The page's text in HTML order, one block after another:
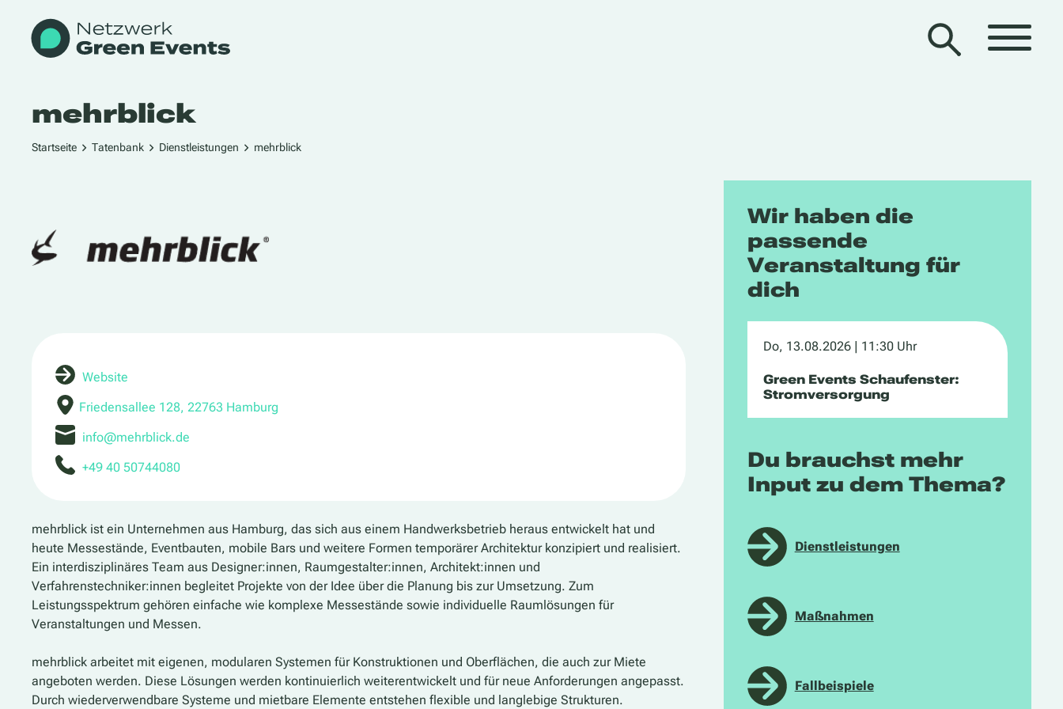
mehrblick
Startseite Tatenbank Dienstleistungen mehrblick
Website
Friedensallee 128, 22763 Hamburg
info@mehrblick.de
+49 40 50744080
mehrblick ist ein Unternehmen aus Hamburg, das sich aus einem Handwerksbetrieb heraus entwickelt hat und
heute Messestände, Eventbauten, mobile Bars und weitere Formen temporärer Architektur konzipiert und realisiert.
Ein interdisziplinäres Team aus Designer:innen, Raumgestalter:innen, Architekt:innen und
Verfahrenstechniker:innen begleitet Projekte von der Idee über die Planung bis zur Umsetzung. Zum
Leistungsspektrum gehören einfache wie komplexe Messestände sowie individuelle Raumlösungen für
Veranstaltungen und Messen.
mehrblick arbeitet mit eigenen, modularen Systemen für Konstruktionen und Oberflächen, die auch zur Miete
angeboten werden. Diese Lösungen werden kontinuierlich weiterentwickelt und für neue Anforderungen angepasst.
Durch wiederverwendbare Systeme und mietbare Elemente entstehen flexible und langlebige Strukturen.
Wir haben die
passende
Veranstaltung für
dich
Do, 13.08.2026| 11:30 Uhr
Green Events Schaufenster:
Stromversorgung
Du brauchst mehr
Input zu dem Thema?
Dienstleistungen
Maßnahmen
Fallbeispiele